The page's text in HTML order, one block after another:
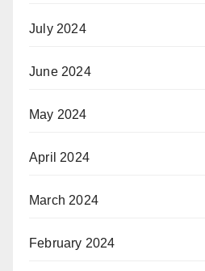
July 2024
June 2024
May 2024
April 2024
March 2024
February 2024